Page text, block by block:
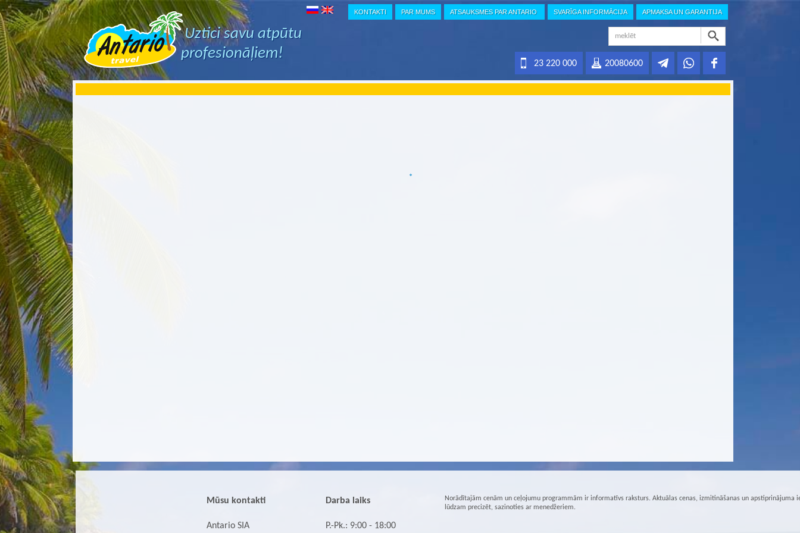
KONTAKTI PAR MUMS ATSAUKSMES PAR ANTARIO SVARĪGA INFORMĀCIJA APMAKSA UN GARANTIJA
Uztici savu atpūtu
profesionāļiem!
20080600
23 220 000
Mūsu kontakti
Antario SIA
Darba laiks
P.-Pk.: 9:00 - 18:00
Norādītajām cenām un ceļojumu programmām ir informatīvs raksturs. Aktuālas cenas, izmitināšanas un apstiprinājuma
lūdzam precizēt, sazinoties ar menedžeriem.